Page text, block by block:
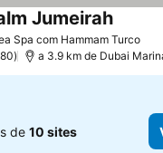
Spa com Hammam Turco
Jumeirah
a 3.9 km de Dubai
de 10 sites